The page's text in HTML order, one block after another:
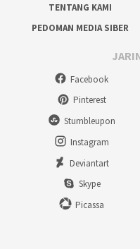
TENTANG KAMI
PEDOMAN MEDIA SIBER
Facebook
Pinterest
Stumbleupon
Instagram
Deviantart
Skype
Picassa